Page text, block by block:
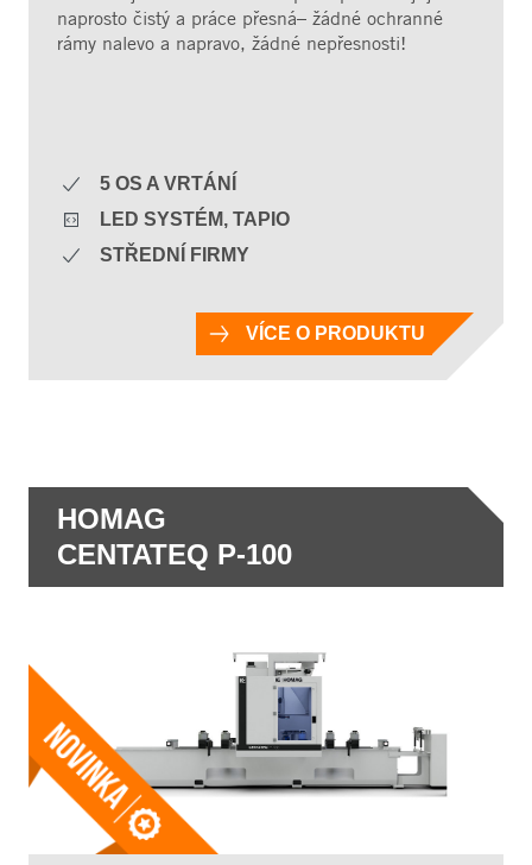
naprosto čistý a práce přesná– žádné ochranné
rámy nalevo a napravo, žádné nepřesnosti!
5 OS A VRTÁNÍ
LED SYSTÉM, TAPIO
STŘEDNÍ FIRMY
VÍCE O PRODUKTU
HOMAG
CENTATEQ P-100